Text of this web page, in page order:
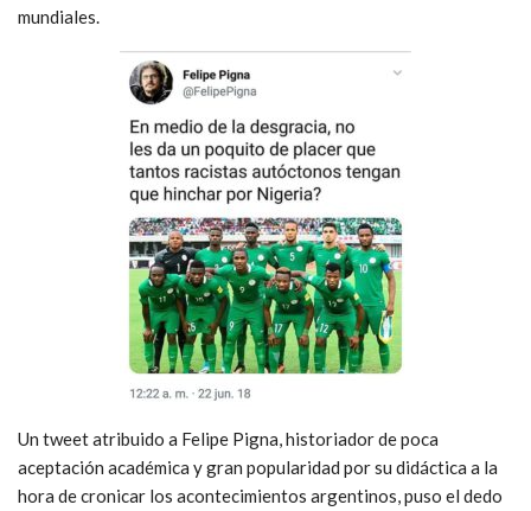
mundiales.
Un tweet atribuido a Felipe Pigna, historiador de poca
aceptación académica y gran popularidad por su didáctica a la
hora de cronicar los acontecimientos argentinos, puso el dedo